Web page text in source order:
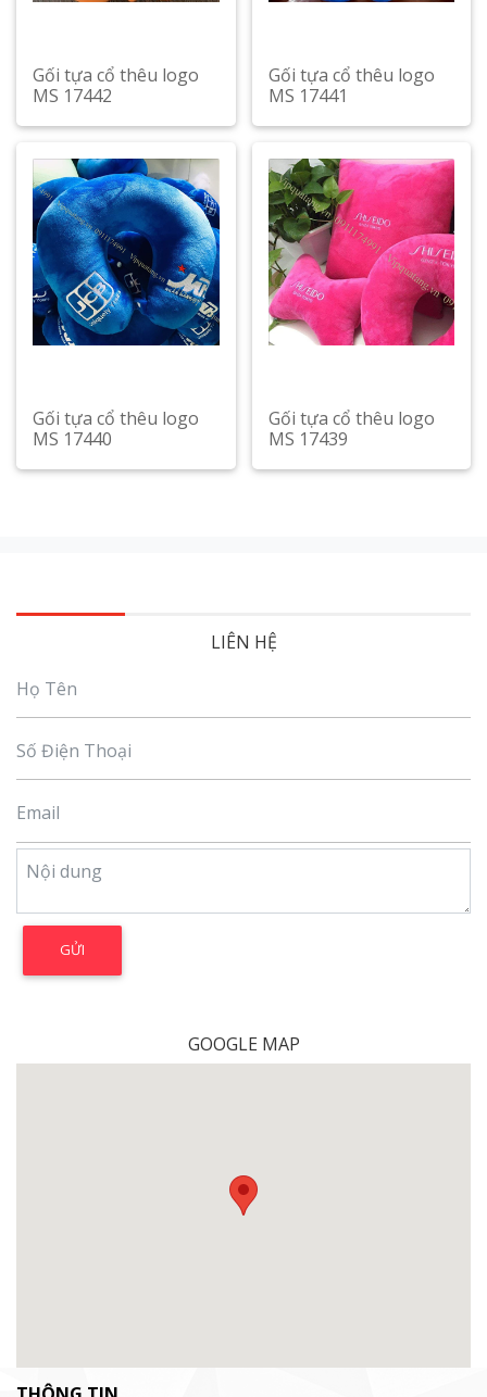
Gối tựa cổ thêu logo
MS 17442
Gối tựa cổ thêu logo
MS 17441
Gối tựa cổ thêu logo
MS 17440
Gối tựa cổ thêu logo
MS 17439
LIÊN HỆ
GOOGLE MAP